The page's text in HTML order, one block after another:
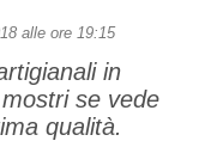
alle ore 19:15
in
se vede
qualità.